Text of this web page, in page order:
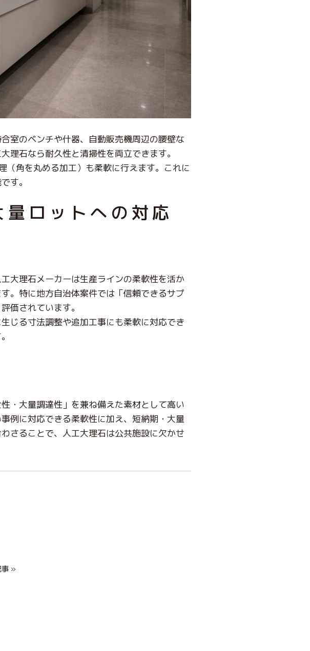
室のベンチや什器、自動販売機周辺の腰壁な
理石なら耐久性と清掃性を両立できます。
（角を丸める加工）も柔軟に行えます。これに
す。
ロットへの対応
大理石メーカーは生産ラインの柔軟性を活か
。特に地方自治体案件では「信頼できるサプ
価されています。
じる寸法調整や追加工事にも柔軟に対応でき
・大量調達性」を兼ね備えた素材として高い
例に対応できる柔軟性に加え、短納期・大量
さることで、人工大理石は公共施設に欠かせ
事 »